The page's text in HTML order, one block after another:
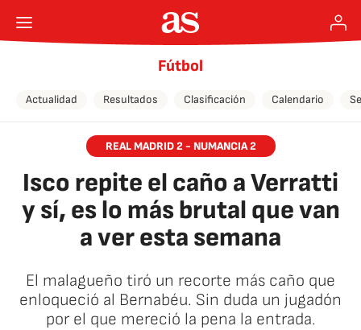
Fútbol
Actualidad Resultados Clasificación Calendario
REAL MADRID 2 - NUMANCIA 2
Isco repite el caño a Verratti
y sí, es lo más brutal que van
a ver esta semana
El malagueño tiró un recorte más caño que
enloqueció al Bernabéu. Sin duda un jugadón
por el que mereció la pena la entrada.